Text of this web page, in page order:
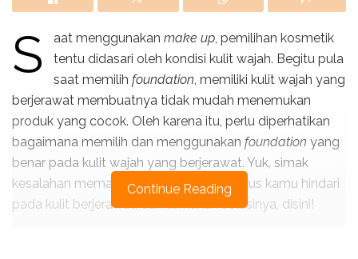
S aat menggunakan make up, pemilihan kosmetik
tentu didasari oleh kondisi kulit wajah. Begitu pula
saat memilih foundation , memiliki kulit wajah yang
berjerawat membuatnya tidak mudah menemukan
produk yang cocok. Oleh karena itu, perlu diperhatikan
bagaimana memilih dan menggunakan foundation yang
benar pada kulit wajah yang berjerawat. Yuk, simak
kesalahan memakaifoundation yang harus kamu hindari
pada kulit berjerawat, dan temukan solusinya, disini!
Continue Reading